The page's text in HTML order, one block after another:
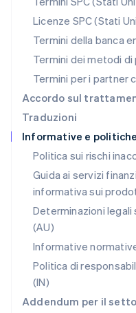
Licenze SPC (Stati
Termini della banca
Termini dei metodi
Termini per i partner
Accordo sul
Traduzioni
Informative e
Politica sui rischi
Guida ai servizi
informativa sui
Determinazioni
(AU)
Informative
Politica di
(IN)
Addendum per il
English
Portogallo
RAS di Hong Kong,
English 简体中文
Regno Unito
Repubblica Ceca
English
Romania
Singapore
English简体中文
Slovacchia
English
EnglishItaliano
Spagna
Español
EnglishEspañol 简体中文